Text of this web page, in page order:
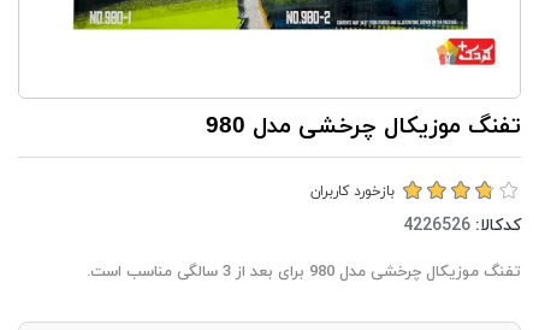
تفنگ موزيكال چرخشی مدل 980
بازخورد کاربران
کدکالا:
تفنگ موزيكال چرخشی مدل 980 برای بعد از 3 سالگی مناسب است.